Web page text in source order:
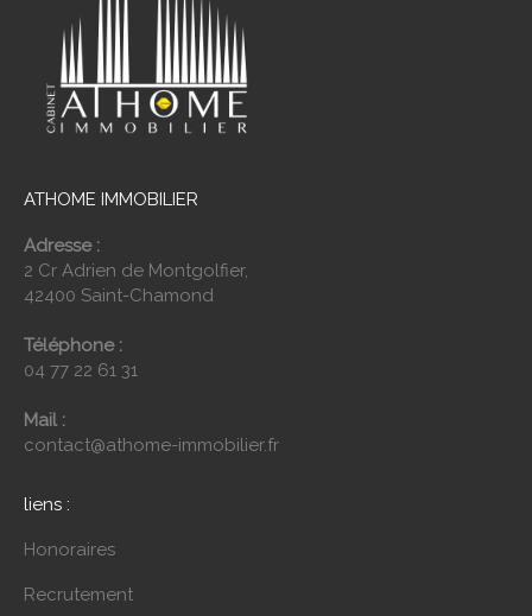
ATHOME IMMOBILIER
Adresse :
2 Cr Adrien de Montgolfier,
42400 Saint-Chamond
Téléphone :
04 77 22 61 31
Mail :
contact@athome-immobilier.fr
liens :
Honoraires
Recrutement